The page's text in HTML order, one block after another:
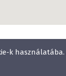
k használatába.